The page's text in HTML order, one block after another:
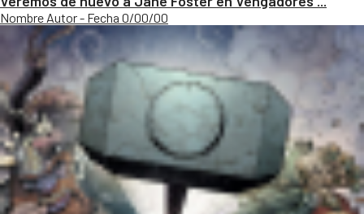
Nombre Autor - Fecha 0/00/00